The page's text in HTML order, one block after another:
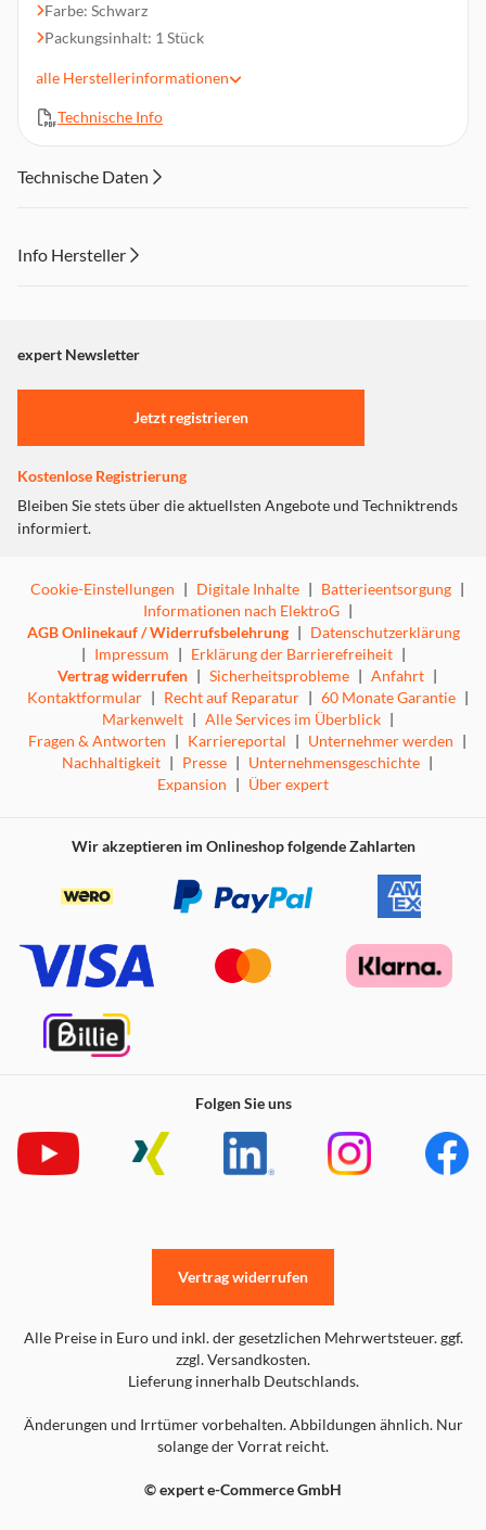
Farbe: Schwarz
Packungsinhalt: 1 Stück
Kompatibel mit HP LaserJet Pro M203 Drucker, HP LaserJet
alle Herstellerinformationen
Technische Info
Technische Daten
Info Hersteller
"Marketing".
Einstellungen anpassen
expert Newsletter
Jetzt registrieren
Kostenlose Registrierung
Bleiben Sie stets über die aktuellsten Angebote und Techniktrends
informiert.
Cookie-Einstellungen | Digitale Inhalte | Batterieentsorgung |
Informationen nach ElektroG |
AGB Onlinekauf / Widerrufsbelehrung | Datenschutzerklärung
| Impressum | Erklärung der Barrierefreiheit |
Vertrag widerrufen | Sicherheitsprobleme | Anfahrt |
Kontaktformular | Recht auf Reparatur | 60 Monate Garantie |
Markenwelt | Alle Services im Überblick |
Fragen & Antworten | Karriereportal | Unternehmer werden |
Nachhaltigkeit | Presse | Unternehmensgeschichte |
Expansion | Über expert
Wir akzeptieren im Onlineshop folgende Zahlarten
Folgen Sie uns
Alle Preise in Euro und inkl. der gesetzlichen Mehrwertsteuer. ggf.
zzgl. Versandkosten.
Lieferung innerhalb Deutschlands.
Änderungen und Irrtümer vorbehalten. Abbildungen ähnlich. Nur
solange der Vorrat reicht.
© expert e-Commerce GmbH
Vertrag widerrufen